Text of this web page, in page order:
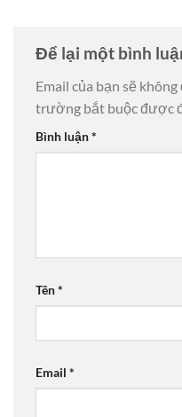
Để lại một bình
Email của bạn sẽ
trường bắt buộc được
Bình luận*
Tên*
Email *